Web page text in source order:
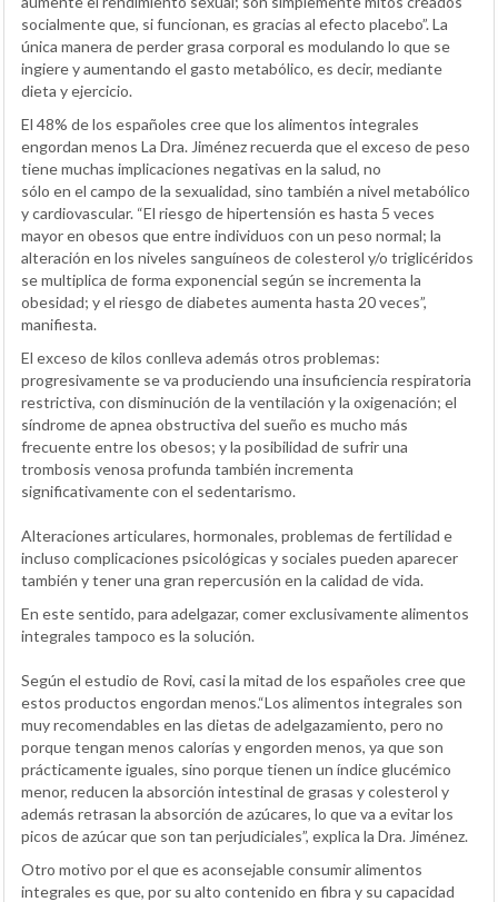
socialmente que, si funcionan, es gracias al efecto placebo”. La
única manera de perder grasa corporal es modulando lo que se
ingiere y aumentando el gasto metabólico, es decir, mediante
dieta y ejercicio.
El 48% de los españoles cree que los alimentos integrales
engordan menos La Dra. Jiménez recuerda que el exceso de peso
tiene muchas implicaciones negativas en la salud, no
sólo en el campo de la sexualidad, sino también a nivel metabólico
y cardiovascular. “El riesgo de hipertensión es hasta 5 veces
mayor en obesos que entre individuos con un peso normal; la
alteración en los niveles sanguíneos de colesterol y/o triglicéridos
se multiplica de forma exponencial según se incrementa la
obesidad; y el riesgo de diabetes aumenta hasta 20 veces”,
manifiesta.
El exceso de kilos conlleva además otros problemas:
progresivamente se va produciendo una insuficiencia respiratoria
restrictiva, con disminución de la ventilación y la oxigenación; el
síndrome de apnea obstructiva del sueño es mucho más
frecuente entre los obesos; y la posibilidad de sufrir una
trombosis venosa profunda también incrementa
significativamente con el sedentarismo.
Alteraciones articulares, hormonales, problemas de fertilidad e
incluso complicaciones psicológicas y sociales pueden aparecer
también y tener una gran repercusión en la calidad de vida.
En este sentido, para adelgazar, comer exclusivamente alimentos
integrales tampoco es la solución.
Según el estudio de Rovi, casi la mitad de los españoles cree que
estos productos engordan menos.“Los alimentos integrales son
muy recomendables en las dietas de adelgazamiento, pero no
porque tengan menos calorías y engorden menos, ya que son
prácticamente iguales, sino porque tienen un índice glucémico
menor, reducen la absorción intestinal de grasas y colesterol y
además retrasan la absorción de azúcares, lo que va a evitar los
picos de azúcar que son tan perjudiciales”, explica la Dra. Jiménez.
Otro motivo por el que es aconsejable consumir alimentos
integrales es que, por su alto contenido en fibra y su capacidad